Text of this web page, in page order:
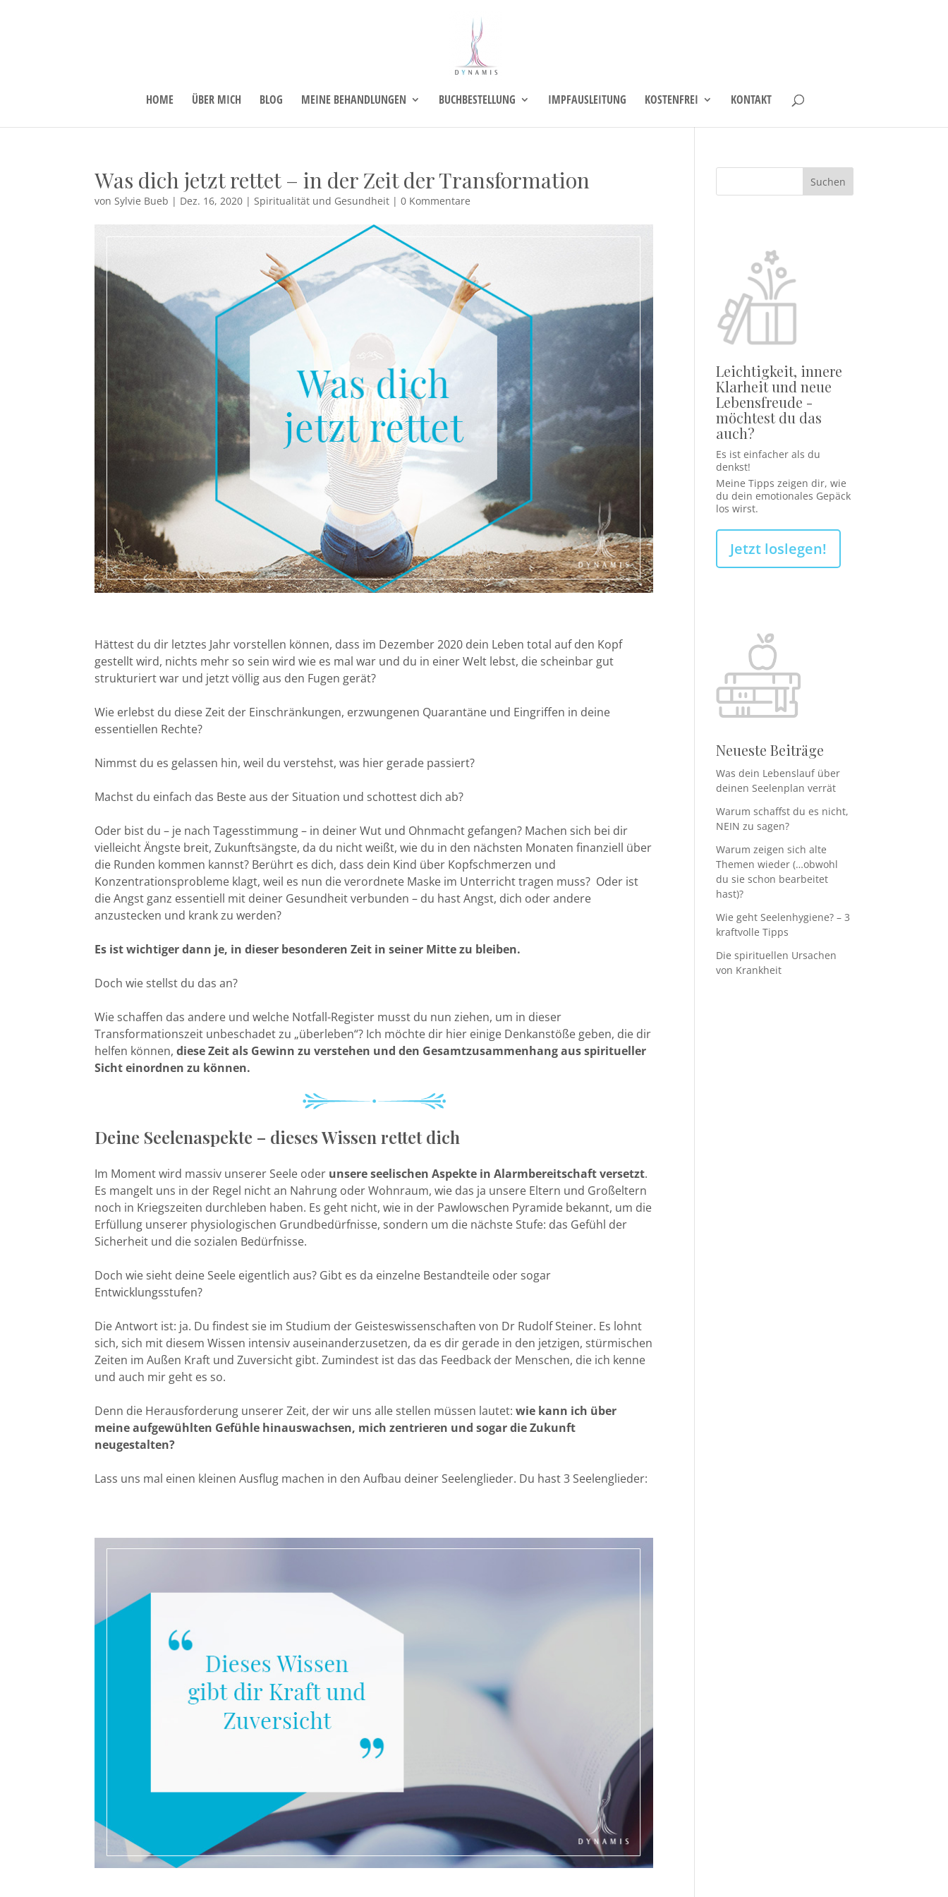
HOME ÜBER MICH BLOG MEINE BEHANDLUNGEN BUCHBESTELLUNG IMPFAUSLEITUNG KOSTENFREI KONTAKT
Was dich jetzt rettet – in der Zeit der Transformation
vonSylvie Bueb | Dez. 16, 2020 |Spiritualität und Gesundheit |0 Kommentare
Hättest du dir letztes Jahr vorstellen können, dass im Dezember 2020 dein Leben total auf den Kopf
gestellt wird, nichts mehr so sein wird wie es mal war und du in einer Welt lebst, die scheinbar gut
strukturiert war und jetzt völlig aus den Fugen gerät?
Wie erlebst du diese Zeit der Einschränkungen, erzwungenen Quarantäne und Eingriffen in deine
essentiellen Rechte?
Nimmst du es gelassen hin, weil du verstehst, was hier gerade passiert?
Machst du einfach das Beste aus der Situation und schottest dich ab?
Oder bist du – je nach Tagesstimmung – in deiner Wut und Ohnmacht gefangen? Machen sich bei dir
vielleicht Ängste breit, Zukunftsängste, da du nicht weißt, wie du in den nächsten Monaten finanziell über
die Runden kommen kannst? Berührt es dich, dass dein Kind über Kopfschmerzen und
Konzentrationsprobleme klagt, weil es nun die verordnete Maske im Unterricht tragen muss? Oder ist
die Angst ganz essentiell mit deiner Gesundheit verbunden – du hast Angst, dich oder andere
anzustecken und krank zu werden?
Es ist wichtiger dann je, in dieser besonderen Zeit in seiner Mitte zu bleiben.
Doch wie stellst du das an?
Wie schaffen das andere und welche Notfall-Register musst du nun ziehen, um in dieser
Transformationszeit unbeschadet zu „überleben“? Ich möchte dir hier einige Denkanstöße geben, die dir
helfen können,diese Zeit als Gewinn zu verstehen und den Gesamtzusammenhang aus spiritueller
Sicht einordnen zu können.
Deine Seelenaspekte – dieses Wissen rettet dich
Im Moment wird massiv unserer Seele oder unsere seelischen Aspekte in Alarmbereitschaft versetzt.
Es mangelt uns in der Regel nicht an Nahrung oder Wohnraum, wie das ja unsere Eltern und Großeltern
noch in Kriegszeiten durchleben haben. Es geht nicht, wie in der Pawlowschen Pyramide bekannt, um die
Erfüllung unserer physiologischen Grundbedürfnisse, sondern um die nächste Stufe: das Gefühl der
Sicherheit und die sozialen Bedürfnisse.
Doch wie sieht deine Seele eigentlich aus? Gibt es da einzelne Bestandteile oder sogar
Entwicklungsstufen?
Die Antwort ist: ja. Du findest sie im Studium der Geisteswissenschaften von Dr Rudolf Steiner. Es lohnt
sich, sich mit diesem Wissen intensiv auseinanderzusetzen, da es dir gerade in den jetzigen, stürmischen
Zeiten im Außen Kraft und Zuversicht gibt. Zumindest ist das das Feedback der Menschen, die ich kenne
und auch mir geht es so.
Denn die Herausforderung unserer Zeit, der wir uns alle stellen müssen lautet:wie kann ich über
meine aufgewühlten Gefühle hinauswachsen, mich zentrieren und sogar die Zukunft
neugestalten?
Lass uns mal einen kleinen Ausflug machen in den Aufbau deiner Seelenglieder. Du hast 3 Seelenglieder:
Leichtigkeit, innere
Klarheit und neue
Lebensfreude -
möchtest du das
auch?
Es ist einfacher als du
denkst!
Meine Tipps zeigen dir, wie
du dein emotionales Gepäck
los wirst.
Jetzt loslegen!
Neueste Beiträge
Was dein Lebenslauf über
deinen Seelenplan verrät
Warum schaffst du es nicht,
NEIN zu sagen?
Warum zeigen sich alte
Themen wieder (…obwohl
du sie schon bearbeitet
hast)?
Wie geht Seelenhygiene? – 3
kraftvolle Tipps
Die spirituellen Ursachen
von Krankheit